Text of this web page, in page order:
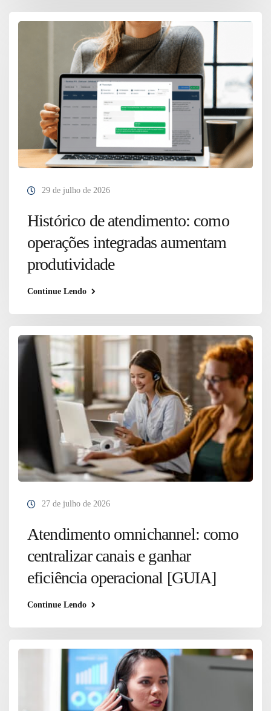
29 de julho de 2026
Histórico de atendimento: como
operações integradas aumentam
produtividade
Continue Lendo
27 de julho de 2026
Atendimento omnichannel: como
centralizar canais e ganhar
eficiência operacional [GUIA]
Continue Lendo